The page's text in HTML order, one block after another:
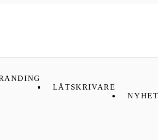
LÅTSKRIVARE